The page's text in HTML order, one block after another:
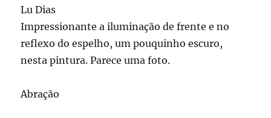
Lu Dias
Impressionante a iluminação de frente e no
reflexo do espelho, um pouquinho escuro,
nesta pintura. Parece uma foto.
Abração